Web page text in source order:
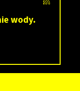
wody.